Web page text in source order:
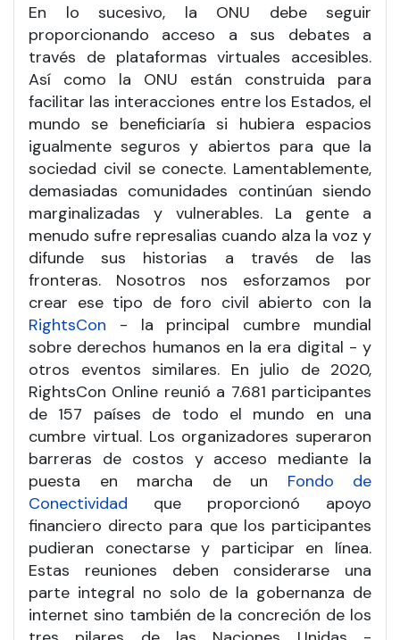
En lo sucesivo, la ONU debe seguir
proporcionando acceso a sus debates a
través de plataformas virtuales accesibles.
Así como la ONU están construida para
facilitar las interacciones entre los Estados, el
mundo se beneficiaría si hubiera espacios
igualmente seguros y abiertos para que la
sociedad civil se conecte. Lamentablemente,
demasiadas comunidades continúan siendo
marginalizadas y vulnerables. La gente a
menudo sufre represalias cuando alza la voz y
difunde sus historias a través de las
fronteras. Nosotros nos esforzamos por
crear ese tipo de foro civil abierto con la
RightsCon - la principal cumbre mundial
sobre derechos humanos en la era digital - y
otros eventos similares. En julio de 2020,
RightsCon Online reunió a 7.681 participantes
de 157 países de todo el mundo en una
cumbre virtual. Los organizadores superaron
barreras de costos y acceso mediante la
puesta en marcha de un Fondo de
Conectividad que proporcionó apoyo
financiero directo para que los participantes
pudieran conectarse y participar en línea.
Estas reuniones deben considerarse una
parte integral no solo de la gobernanza de
internet sino también de la concreción de los